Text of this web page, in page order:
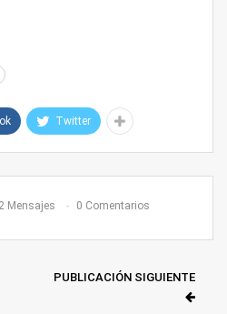
Twitter
Mensajes 0 Comentarios
PUBLICACIÓN SIGUIENTE